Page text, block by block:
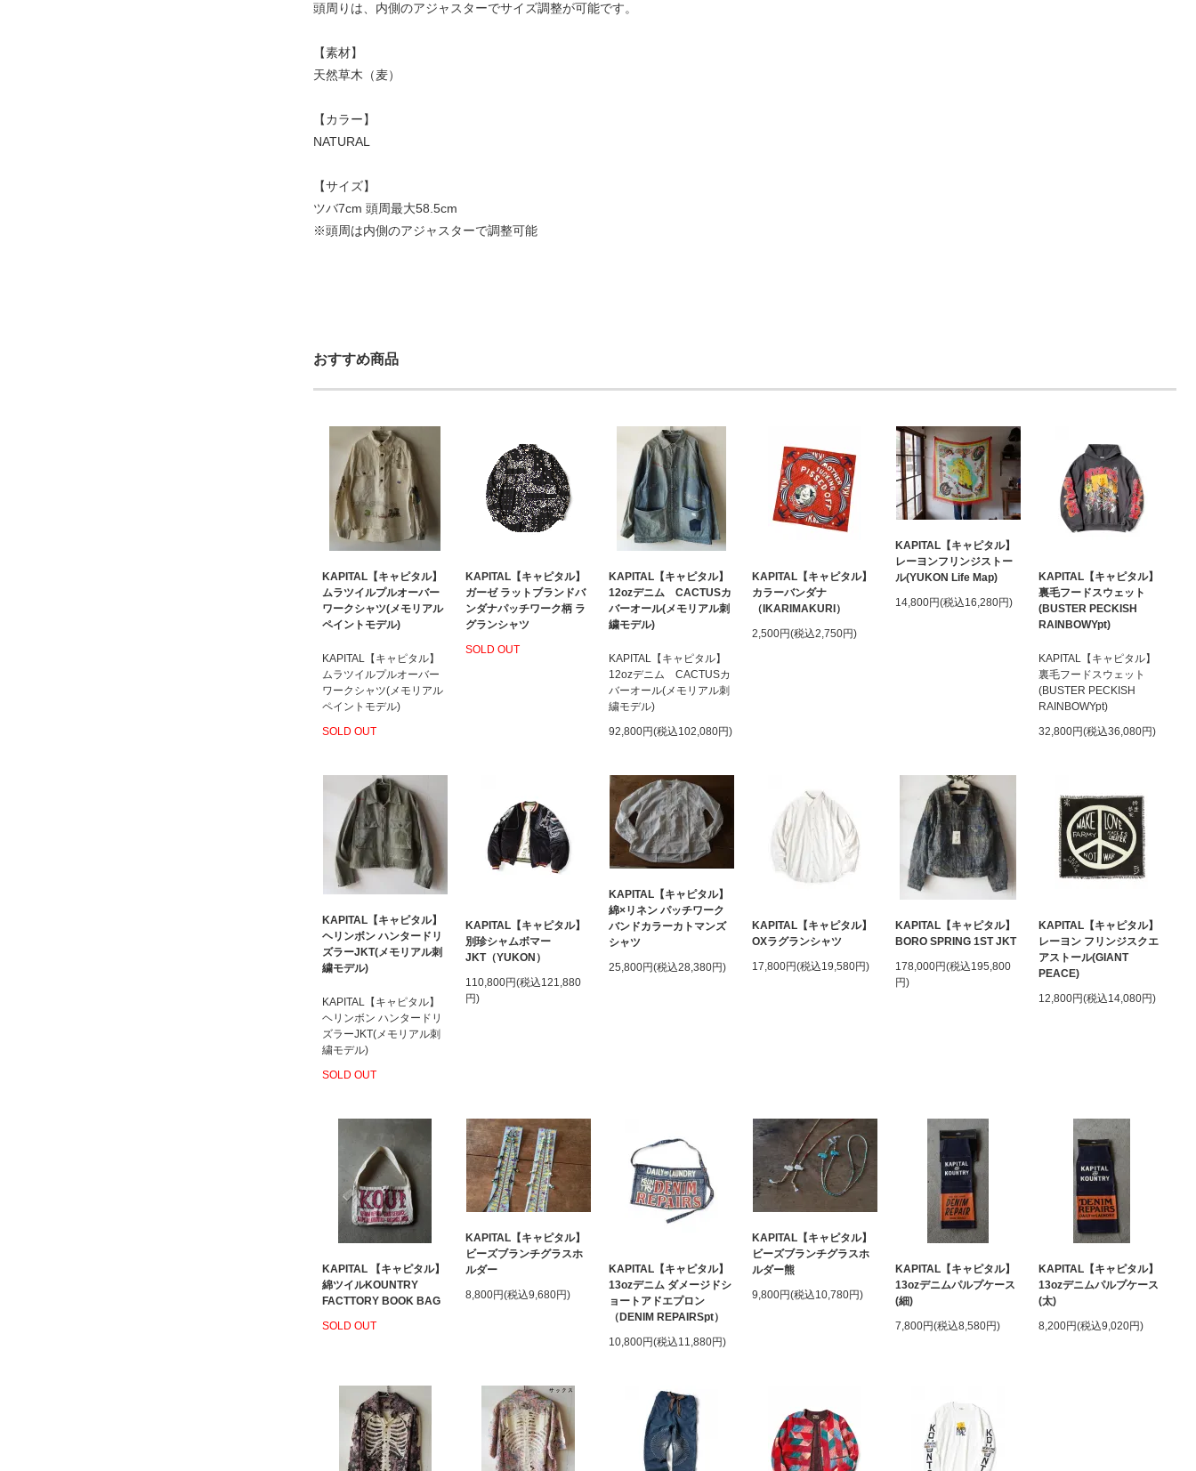
頭周りは、内側のアジャスターでサイズ調整が可能です。
【素材】
天然草木（麦）
【カラー】
NATURAL
【サイズ】
ツバ7cm 頭周最大58.5cm
※頭周は内側のアジャスターで調整可能
おすすめ商品
KAPITAL【キャピタル】
ムラツイルプルオーバー
ワークシャツ(メモリアル
ペイントモデル)
KAPITAL【キャピタル】
ムラツイルプルオーバー
ワークシャツ(メモリアル
ペイントモデル)
SOLD OUT
KAPITAL【キャピタル】
ガーゼ ラットブランドバ
ンダナパッチワーク柄 ラ
グランシャツ
SOLD OUT
KAPITAL【キャピタル】
12ozデニム CACTUSカ
バーオール(メモリアル刺
繍モデル)
KAPITAL【キャピタル】
12ozデニム CACTUSカ
バーオール(メモリアル刺
繍モデル)
92,800円(税込102,080円)
KAPITAL【キャピタル】
カラーバンダナ
（IKARIMAKURI）
2,500円(税込2,750円)
KAPITAL【キャピタル】
レーヨンフリンジストー
ル(YUKON Life Map)
14,800円(税込16,280円)
KAPITAL【キャピタル】
裏毛フードスウェット
(BUSTER PECKISH
RAINBOWYpt)
KAPITAL【キャピタル】
裏毛フードスウェット
(BUSTER PECKISH
RAINBOWYpt)
32,800円(税込36,080円)
KAPITAL【キャピタル】
ヘリンボン ハンタードリ
ズラーJKT(メモリアル刺
繍モデル)
KAPITAL【キャピタル】
ヘリンボン ハンタードリ
ズラーJKT(メモリアル刺
繍モデル)
SOLD OUT
KAPITAL【キャピタル】
別珍シャムボマー
JKT（YUKON）
110,800円(税込121,880
円)
KAPITAL【キャピタル】
綿×リネン パッチワーク
バンドカラーカトマンズ
シャツ
25,800円(税込28,380円)
KAPITAL【キャピタル】
OXラグランシャツ
17,800円(税込19,580円)
KAPITAL【キャピタル】
BORO SPRING 1ST JKT
178,000円(税込195,800
円)
KAPITAL【キャピタル】
レーヨン フリンジスクエ
アストール(GIANT
PEACE)
12,800円(税込14,080円)
KAPITAL 【キャピタル】
綿ツイルKOUNTRY
FACTTORY BOOK BAG
SOLD OUT
KAPITAL【キャピタル】
ビーズブランチグラスホ
ルダー
8,800円(税込9,680円)
KAPITAL【キャピタル】
13ozデニム ダメージドシ
ョートアドエプロン
（DENIM REPAIRSpt）
10,800円(税込11,880円)
KAPITAL【キャピタル】
ビーズブランチグラスホ
ルダー熊
9,800円(税込10,780円)
KAPITAL【キャピタル】
13ozデニムパルプケース
(細)
7,800円(税込8,580円)
KAPITAL【キャピタル】
13ozデニムパルプケース
(太)
8,200円(税込9,020円)